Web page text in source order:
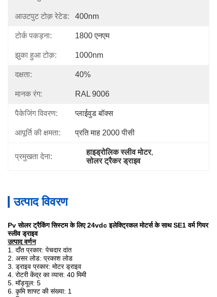
आउटपुट टोक़ रेटेड: 400nm
टोर्क पकड़ना: 1800 एनएम
झुका हुआ टोक़: 1000nm
दक्षता: 40%
मानक रंग: RAL 9006
पैकेजिंग विवरण: प्लाईवुड बॉक्स
आपूर्ति की क्षमता: प्रति माह 2000 पीसी
प्रमुखता देना:
हाइड्रोलिक स्लीव मोटर,
सोलर ट्रैकर ड्राइव
उत्पाद विवरण
Pv सोलर ट्रैकिंग सिस्टम के लिए 24vdc इलेक्ट्रिकल मोटर्स के साथ SE1 वर्म गियर
स्लीव ड्राइव
उत्पाद वर्णन
1. दाँत प्रकार: पेचदार दांत
2. असर लोड: प्रकाश लोड
3. ड्राइव प्रकार: मोटर ड्राइव
4. रोटरी केंद्र का व्यास: 40 मिमी
5. मॉड्यूल: 5
6. कृमि शाफ्ट की संख्या: 1